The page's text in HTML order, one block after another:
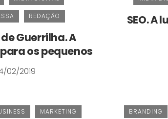
REDAÇÃO
Guerrilha. A
os pequenos
02/2019
SEO. A
MARKETING BRANDING